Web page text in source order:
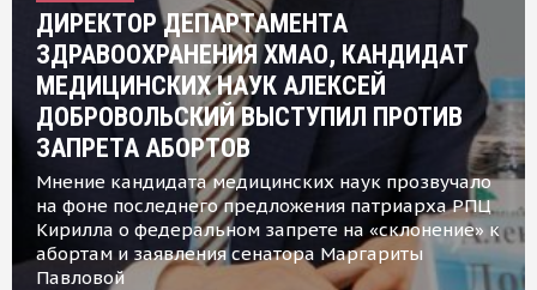
ДИРЕКТОР ДЕПАРТАМЕНТА
ЗДРАВООХРАНЕНИЯ ХМАО, КАНДИДАТ
МЕДИЦИНСКИХ НАУК АЛЕКСЕЙ
ДОБРОВОЛЬСКИЙ ВЫСТУПИЛ ПРОТИВ
ЗАПРЕТА АБОРТОВ
Мнение кандидата медицинских наук прозвучало
на фоне последнего предложения патриарха РПЦ
Кирилла о федеральном запрете на «склонение» к
абортам и заявления сенатора Маргариты
Павловой